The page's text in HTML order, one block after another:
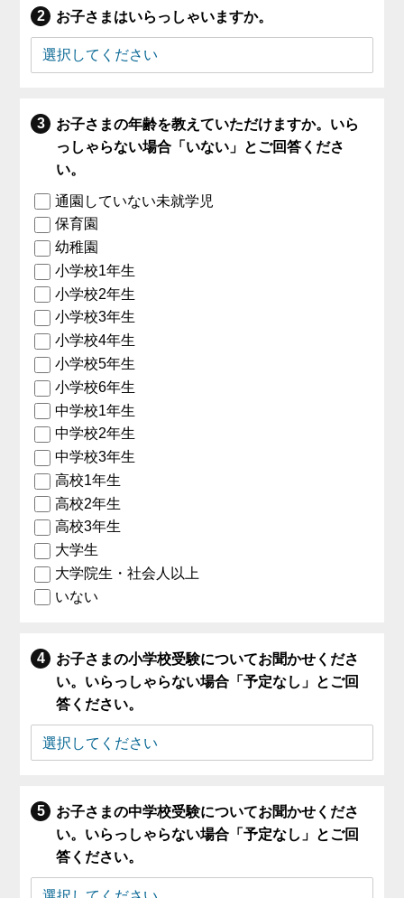
お子さまはいらっしゃいますか。
お子さまの年齢を教えていただけますか。いら
っしゃらない場合「いない」とご回答くださ
い。
通園していない未就学児
保育園
幼稚園
小学校1年生
小学校2年生
小学校3年生
小学校4年生
小学校5年生
小学校6年生
中学校1年生
中学校2年生
中学校3年生
高校1年生
高校2年生
高校3年生
大学生
大学院生・社会人以上
いない
お子さまの小学校受験についてお聞かせくださ
い。いらっしゃらない場合「予定なし」とご回
答ください。
お子さまの中学校受験についてお聞かせくださ
い。いらっしゃらない場合「予定なし」とご回
答ください。